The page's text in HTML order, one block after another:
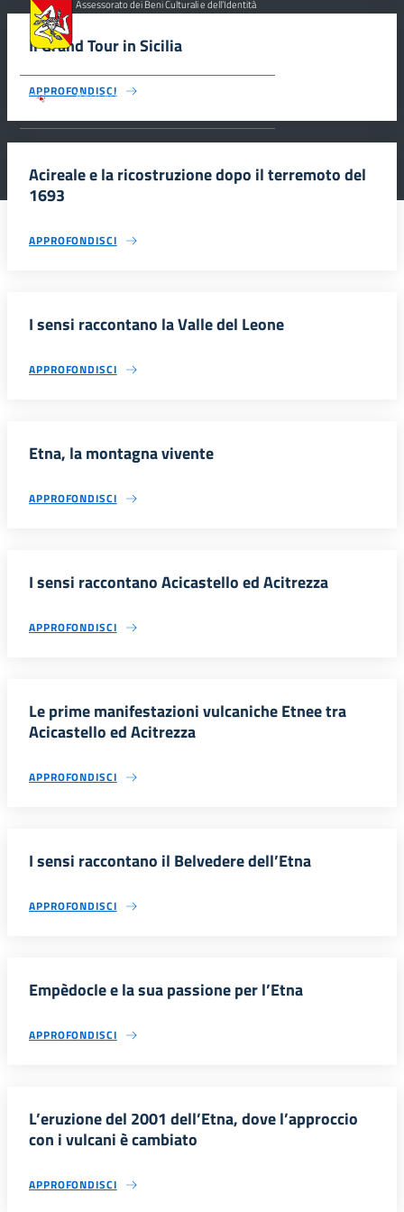
Il Grand Tour in Sicilia
APPROFONDISCI
Acireale e la ricostruzione dopo il terremoto del
1693
APPROFONDISCI
I sensi raccontano la Valle del Leone
APPROFONDISCI
Etna, la montagna vivente
APPROFONDISCI
I sensi raccontano Acicastello ed Acitrezza
APPROFONDISCI
Le prime manifestazioni vulcaniche Etnee tra
Acicastello ed Acitrezza
APPROFONDISCI
I sensi raccontano il Belvedere dell’Etna
APPROFONDISCI
Empèdocle e la sua passione per l’Etna
APPROFONDISCI
L’eruzione del 2001 dell’Etna, dove l’approccio
con i vulcani è cambiato
APPROFONDISCI
Assessorato dei Beni Culturali e dell’Identità
Siciliana, Dipartimento dei Beni Culturali e
Parco archeologico della Valle dei Templi di